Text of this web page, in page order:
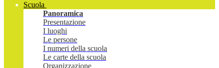
Scuola
Panoramica
Presentazione
I luoghi
Le persone
I numeri della scuola
Le carte della scuola
Organizzazione